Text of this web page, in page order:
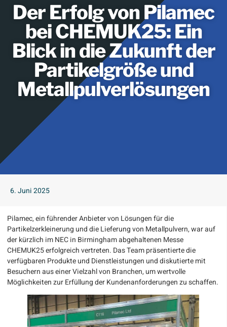
Der Erfolg von Pilamec
bei CHEMUK25: Ein
Blick in die Zukunft der
Partikelgröße und
Metallpulverlösungen
6. Juni 2025
Pilamec, ein führender Anbieter von Lösungen für die
Partikelzerkleinerung und die Lieferung von Metallpulvern, war auf
der kürzlich im NEC in Birmingham abgehaltenen Messe
CHEMUK25 erfolgreich vertreten. Das Team präsentierte die
verfügbaren Produkte und Dienstleistungen und diskutierte mit
Besuchern aus einer Vielzahl von Branchen, um wertvolle
Möglichkeiten zur Erfüllung der Kundenanforderungen zu schaffen.